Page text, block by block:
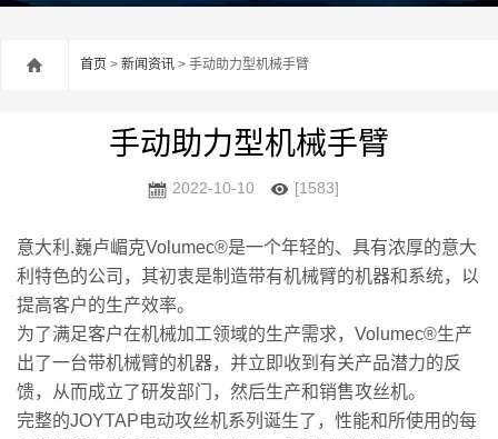
首页 > 新闻资讯 > 手动助力型机械手臂
手动助力型机械手臂
2022-10-10 [1583]
意大利.巍卢嵋克Volumec®是一个年轻的、具有浓厚的意大
利特色的公司，其初衷是制造带有机械臂的机器和系统，以
提高客户的生产效率。
为了满足客户在机械加工领域的生产需求，Volumec®生产
出了一台带机械臂的机器，并立即收到有关产品潜力的反
馈，从而成立了研发部门，然后生产和销售攻丝机。
完整的JOYTAP电动攻丝机系列诞生了，性能和所使用的每